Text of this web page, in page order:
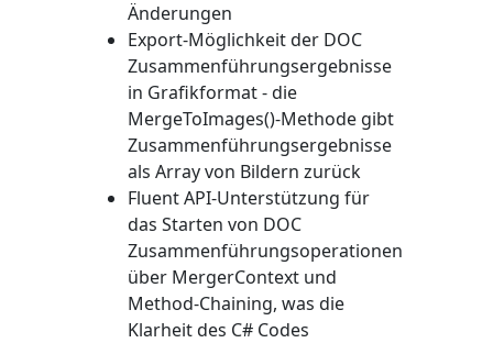
Änderungen
Export-Möglichkeit der DOC
Zusammenführungsergebnisse
in Grafikformat - die
MergeToImages()-Methode gibt
Zusammenführungsergebnisse
als Array von Bildern zurück
Fluent API-Unterstützung für
das Starten von DOC
Zusammenführungsoperationen
über MergerContext und
Method-Chaining, was die
Klarheit des C# Codes